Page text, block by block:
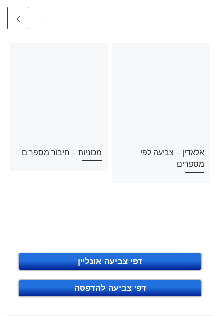
אלאדין – צביעה לפי
מספרים
מכוניות – חיבור מספרים
דפי צביעה אונליין
דפי צביעה להדפסה